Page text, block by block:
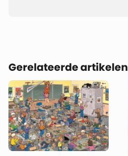
Gerelateerde artikelen